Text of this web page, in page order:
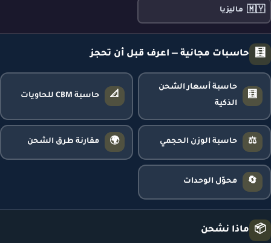
🇲🇾 ماليزيا
🧮 حاسبات مجانية — اعرف قبل أن تحجز
🧮
حاسبة أسعار الشحن
الذكية
📐 حاسبة CBM للحاويات
⚖️ حاسبة الوزن الحجمي 🌍 مقارنة طرق الشحن
🔄 محوّل الوحدات
📦 ماذا نشحن